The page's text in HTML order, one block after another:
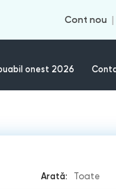
Cont nou
onest 2026
Arată: